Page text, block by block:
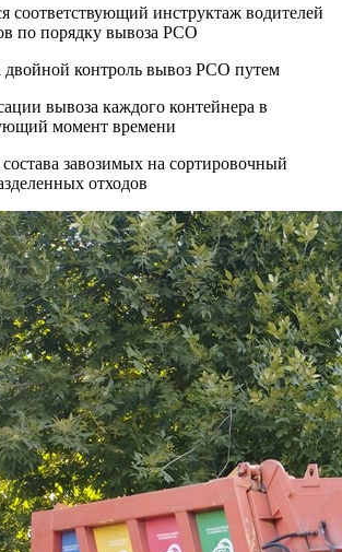
соответствующий инструктаж водителей
по порядку вывоза РСО
двойной контроль вывоз РСО путем
вывоза каждого контейнера в
момент времени
состава завозимых на сортировочный
отходов